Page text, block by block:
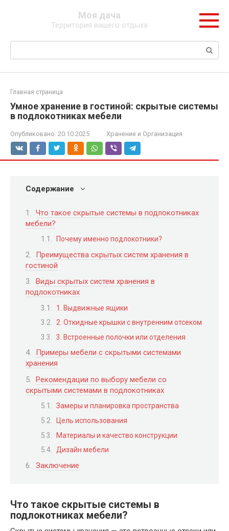
Моя дача
Территория вашего отдыха
Поиск:
Главная страница
Умное хранение в гостиной: скрытые системы
в подлокотниках мебели
Опубликовано: 20.10.2025 Хранение и Организация
Содержание
Что такое скрытые системы в подлокотниках
мебели?
Почему именно подлокотники?
Преимущества скрытых систем хранения в
гостиной
Виды скрытых систем хранения в
подлокотниках
1. Выдвижные ящики
2. Откидные крышки с внутренним отсеком
3. Встроенные полочки или отделения
Примеры мебели с скрытыми системами
хранения
Рекомендации по выбору мебели со
скрытыми системами в подлокотниках
Замеры и планировка пространства
Цель использования
Материалы и качество конструкции
Дизайн мебели
Заключение
Что такое скрытые системы в
подлокотниках мебели?